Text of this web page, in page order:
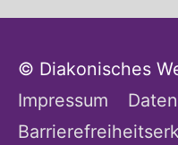
© Diakonisches
Impressum